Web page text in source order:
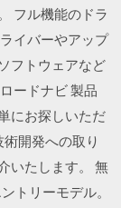
フル機能のドラ
イバーやアップ
フトウェアなど
ードナビ 製品
にお探しいただ
開発への取り
いたします。 無
トリーモデル。